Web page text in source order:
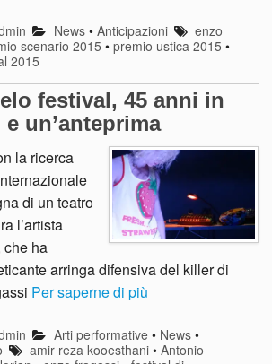
News• Anticipazioni
enzo
scenario 2015 • premio ustica 2015 •
2015
festival, 45 anni in
un’anteprima
la ricerca
di un teatro
l’artista
che ha
arringa difensiva del killer di
Per saperne di più
Arti performative• News•
amir reza kooesthani •Antonio